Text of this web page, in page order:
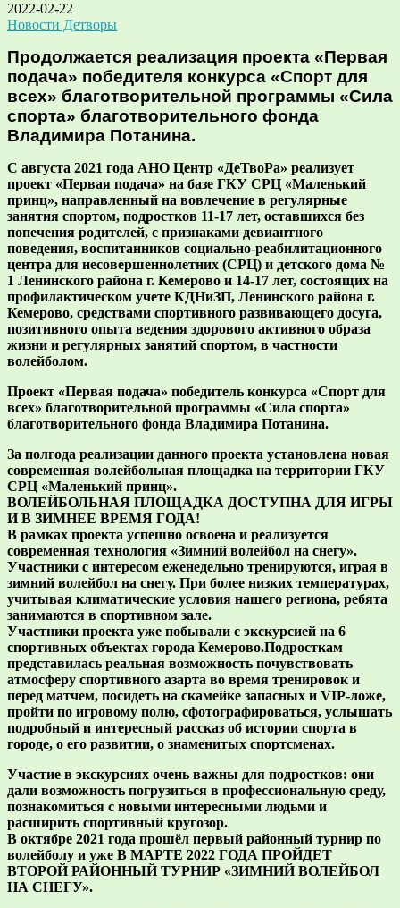
2022-02-22
Новости Детворы
Продолжается реализация проекта «Первая
подача» победителя конкурса «Спорт для
всех» благотворительной программы «Сила
спорта» благотворительного фонда
Владимира Потанина.
С августа 2021 года АНО Центр «ДеТвоРа» реализует
проект «Первая подача» на базе ГКУ СРЦ «Маленький
принц», направленный на вовлечение в регулярные
занятия спортом, подростков 11-17 лет, оставшихся без
попечения родителей, с признаками девиантного
поведения, воспитанников социально-реабилитационного
центра для несовершеннолетних (СРЦ) и детского дома №
1 Ленинского района г. Кемерово и 14-17 лет, состоящих на
профилактическом учете КДНиЗП, Ленинского района г.
Кемерово, средствами спортивного развивающего досуга,
позитивного опыта ведения здорового активного образа
жизни и регулярных занятий спортом, в частности
волейболом.
Проект «Первая подача» победитель конкурса «Спорт для
всех» благотворительной программы «Сила спорта»
благотворительного фонда Владимира Потанина.
За полгода реализации данного проекта установлена новая
современная волейбольная площадка на территории ГКУ
СРЦ «Маленький принц».
ВОЛЕЙБОЛЬНАЯ ПЛОЩАДКА ДОСТУПНА ДЛЯ ИГРЫ
И В ЗИМНЕЕ ВРЕМЯ ГОДА!
В рамках проекта успешно освоена и реализуется
современная технология «Зимний волейбол на снегу».
Участники с интересом еженедельно тренируются, играя в
зимний волейбол на снегу. При более низких температурах,
учитывая климатические условия нашего региона, ребята
занимаются в спортивном зале.
Участники проекта уже побывали с экскурсией на 6
спортивных объектах города Кемерово.Подросткам
представилась реальная возможность почувствовать
атмосферу спортивного азарта во время тренировок и
перед матчем, посидеть на скамейке запасных и VIP-ложе,
пройти по игровому полю, сфотографироваться, услышать
подробный и интересный рассказ об истории спорта в
городе, о его развитии, о знаменитых спортсменах.
Участие в экскурсиях очень важны для подростков: они
дали возможность погрузиться в профессиональную среду,
познакомиться с новыми интересными людьми и
расширить спортивный кругозор.
В октябре 2021 года прошёл первый районный турнир по
волейболу и уже В МАРТЕ 2022 ГОДА ПРОЙДЕТ
ВТОРОЙ РАЙОННЫЙ ТУРНИР «ЗИМНИЙ ВОЛЕЙБОЛ
НА СНЕГУ».